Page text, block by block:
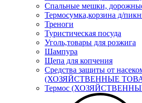
Спальные мешки,
Термосумка,корзина д/
Треноги
Туристическая посуда
Уголь,товары для розжига
Шампура
Щепа для копчения
Средства защиты от
(ХОЗЯЙСТВЕННЫЕ
Термос